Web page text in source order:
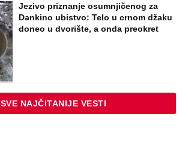
Jezivo priznanje osumnjičenog za
Dankino ubistvo: Telo u crnom džaku
doneo u dvorište, a onda preokret
SVE NAJČITANIJE VESTI